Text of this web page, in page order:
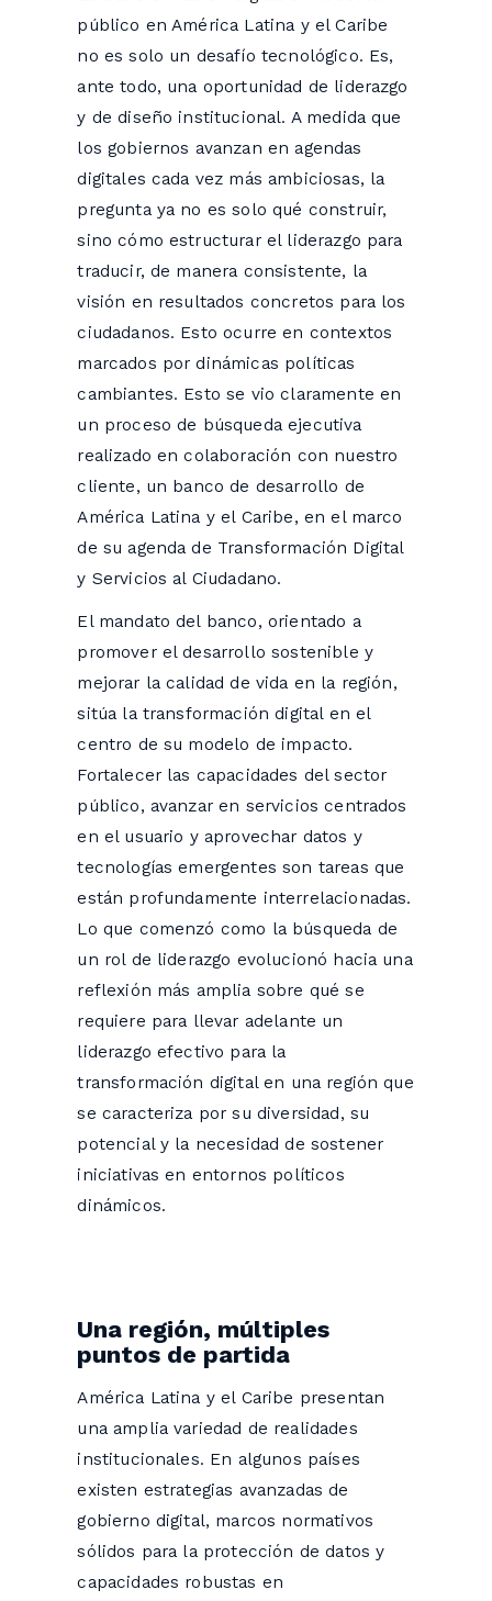
público en América Latina y el Caribe
no es solo un desafío tecnológico. Es,
ante todo, una oportunidad de liderazgo
y de diseño institucional. A medida que
los gobiernos avanzan en agendas
digitales cada vez más ambiciosas, la
pregunta ya no es solo qué construir,
sino cómo estructurar el liderazgo para
traducir, de manera consistente, la
visión en resultados concretos para los
ciudadanos. Esto ocurre en contextos
marcados por dinámicas políticas
cambiantes. Esto se vio claramente en
un proceso de búsqueda ejecutiva
realizado en colaboración con nuestro
cliente, un banco de desarrollo de
América Latina y el Caribe, en el marco
de su agenda de Transformación Digital
y Servicios al Ciudadano.
El mandato del banco, orientado a
promover el desarrollo sostenible y
mejorar la calidad de vida en la región,
sitúa la transformación digital en el
centro de su modelo de impacto.
Fortalecer las capacidades del sector
público, avanzar en servicios centrados
en el usuario y aprovechar datos y
tecnologías emergentes son tareas que
están profundamente interrelacionadas.
Lo que comenzó como la búsqueda de
un rol de liderazgo evolucionó hacia una
reflexión más amplia sobre qué se
requiere para llevar adelante un
liderazgo efectivo para la
transformación digital en una región que
se caracteriza por su diversidad, su
potencial y la necesidad de sostener
iniciativas en entornos políticos
dinámicos.
Una región, múltiples
puntos de partida
América Latina y el Caribe presentan
una amplia variedad de realidades
institucionales. En algunos países
existen estrategias avanzadas de
gobierno digital, marcos normativos
sólidos para la protección de datos y
capacidades robustas en